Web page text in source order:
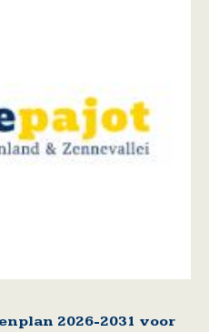
2026-2031 voor